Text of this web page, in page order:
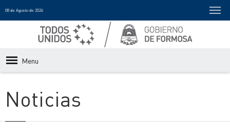
08 de Agosto de 2026
Menu
Noticias